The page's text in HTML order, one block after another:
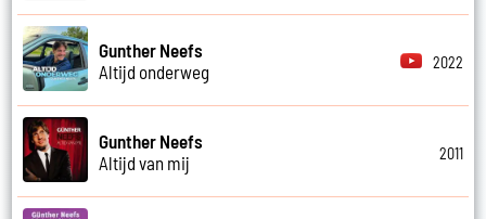
Gunther Neefs
Altijd onderweg
2022
Gunther Neefs
Altijd van mij
2011